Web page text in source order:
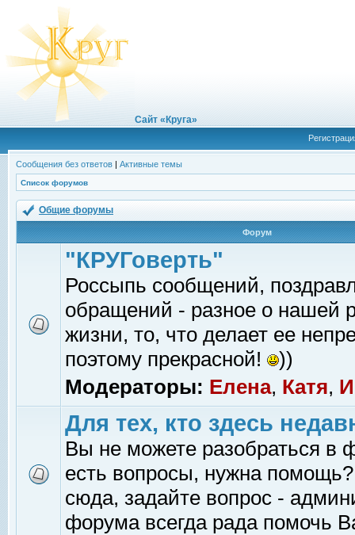
Сайт «Круга»
Сообщения без ответов | Активные темы
Список форумов
Общие форумы
Форум
"КРУГоверть"
Россыпь сообщений,
обращений - разное о нашей
жизни, то, что делает ее
поэтому прекрасной!
))
Модераторы: Елена, Катя,
Для тех, кто здесь
Вы не можете разобраться в
есть вопросы, нужна помощь?
сюда, задайте вопрос -
форума всегда рада помочь